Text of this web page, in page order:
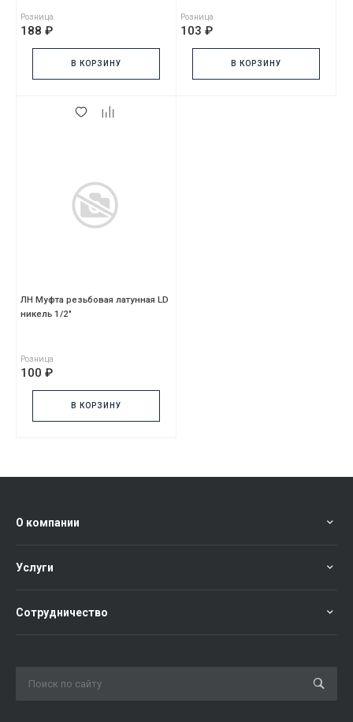
Розница
188 ₽
В КОРЗИНУ
Розница
103 ₽
В КОРЗИНУ
ЛН Муфта резьбовая латунная LD
никель 1/2"
Розница
100 ₽
В КОРЗИНУ
О компании
Услуги
Сотрудничество